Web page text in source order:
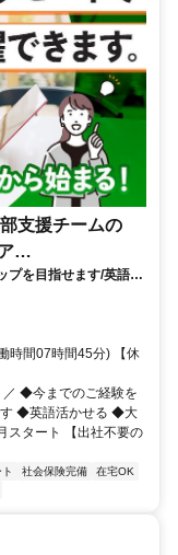
支援チームの
プを目指せます/英語活
スタート
時間07時間45分) 【休
／ ◆今までのご経験を
す ◆英語活かせる ◆大
タート 【出社不要の
社会保険完備
在宅OK